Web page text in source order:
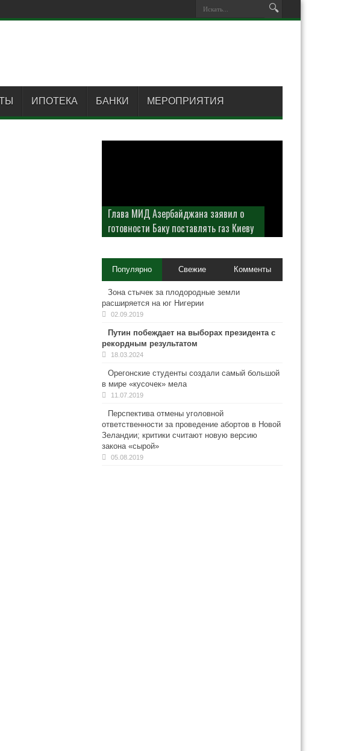
ИПОТЕКА БАНКИ МЕРОПРИЯТИЯ
Глава МИД Азербайджана заявил о
готовности Баку поставлять газ Киеву
Популярно Свежие Комменты
Зона стычек за плодородные земли
расширяется на юг Нигерии
02.09.2019
Путин побеждает на выборах президента с
рекордным результатом
18.03.2024
Орегонские студенты создали самый большой
в мире «кусочек» мела
11.07.2019
Перспектива отмены уголовной
ответственности за проведение абортов в Новой
Зеландии; критики считают новую версию
закона «сырой»
05.08.2019